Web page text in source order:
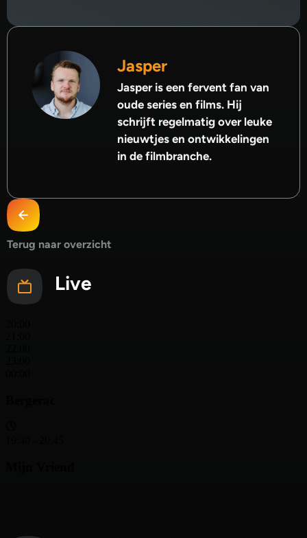
Jasper
Jasper is een fervent fan van
oude series en films. Hij
schrijft regelmatig over leuke
nieuwtjes en ontwikkelingen
in de filmbranche.
Terug naar overzicht
Live